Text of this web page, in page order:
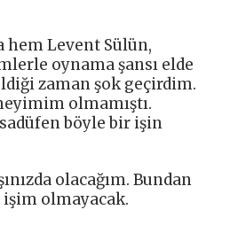
hem Levent Sülün,
oynama şansı elde
zaman şok geçirdim.
olmamıştı.
böyle bir işin
olacağım. Bundan
olmayacak.